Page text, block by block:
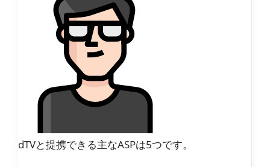
dTVと提携できる主なASPは5つです。